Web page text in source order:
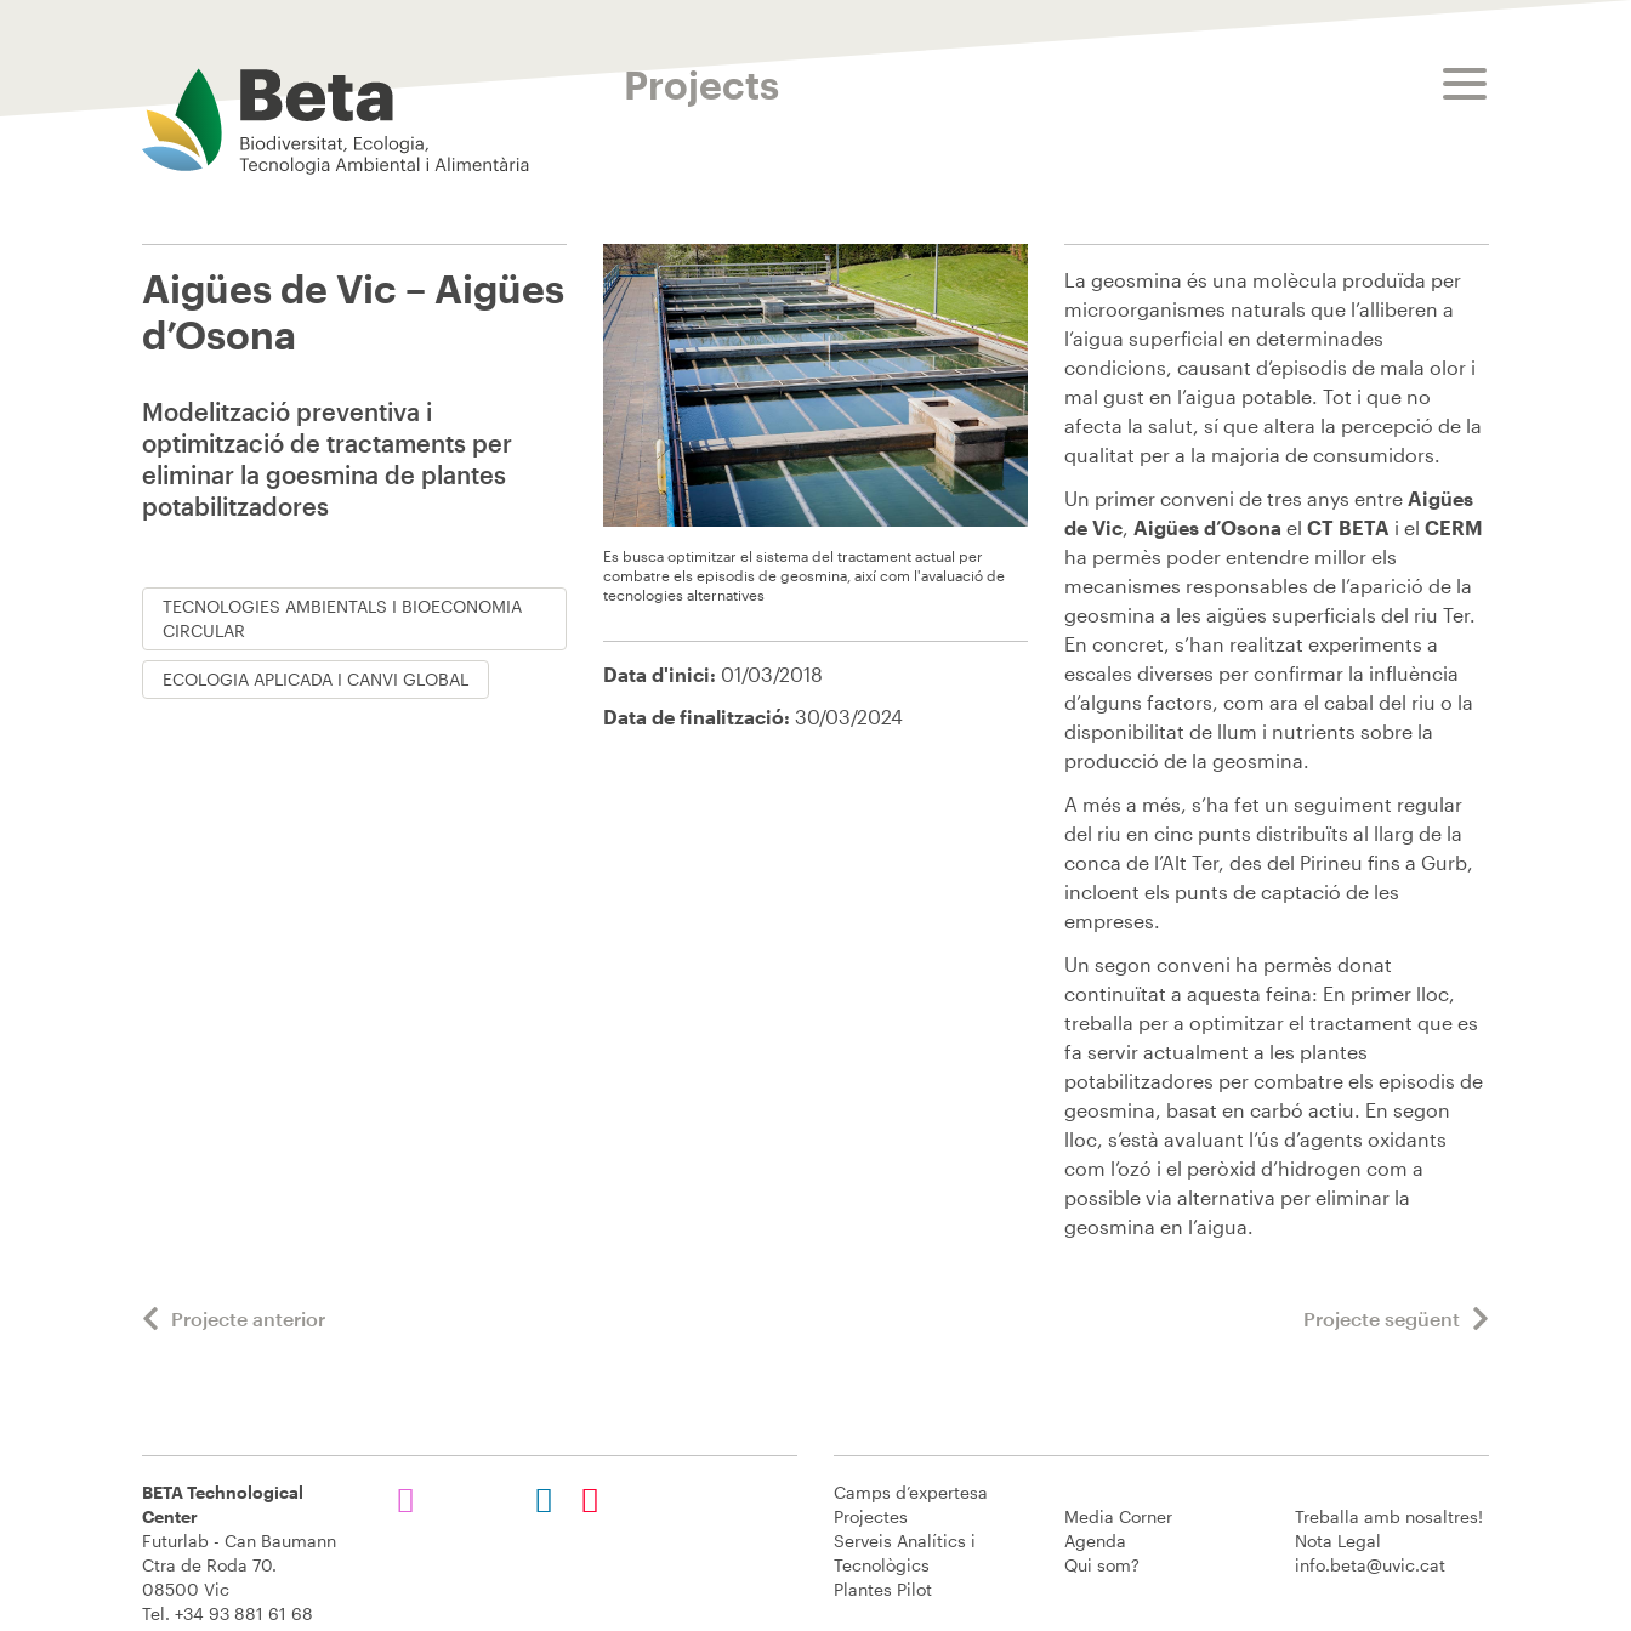
Beta Tech Center toggle menu
Projects
Aigües de Vic – Aigües
d’Osona
Modelització preventiva i
optimització de tractaments per
eliminar la goesmina de plantes
potabilitzadores
TECNOLOGIES AMBIENTALS I BIOECONOMIA
CIRCULAR
ECOLOGIA APLICADA I CANVI GLOBAL
Es busca optimitzar el sistema del tractament actual per
combatre els episodis de geosmina, així com l'avaluació de
tecnologies alternatives
Data d'inici: 01/03/2018
Data de finalització: 30/03/2024
La geosmina és una molècula produïda per
microorganismes naturals que l’alliberen a
l’aigua superficial en determinades
condicions, causant d’episodis de mala olor i
mal gust en l’aigua potable. Tot i que no
afecta la salut, sí que altera la percepció de la
qualitat per a la majoria de consumidors.
Un primer conveni de tres anys entre Aigües
de Vic, Aigües d’Osona el CT BETA i el CERM
ha permès poder entendre millor els
mecanismes responsables de l’aparició de la
geosmina a les aigües superficials del riu Ter.
En concret, s’han realitzat experiments a
escales diverses per confirmar la influència
d’alguns factors, com ara el cabal del riu o la
disponibilitat de llum i nutrients sobre la
producció de la geosmina.
A més a més, s’ha fet un seguiment regular
del riu en cinc punts distribuïts al llarg de la
conca de l’Alt Ter, des del Pirineu fins a Gurb,
incloent els punts de captació de les
empreses.
Un segon conveni ha permès donat
continuïtat a aquesta feina: En primer lloc,
treballa per a optimitzar el tractament que es
fa servir actualment a les plantes
potabilitzadores per combatre els episodis de
geosmina, basat en carbó actiu. En segon
lloc, s’està avaluant l’ús d’agents oxidants
com l’ozó i el peròxid d’hidrogen com a
possible via alternativa per eliminar la
geosmina en l’aigua.
Projecte anterior Projecte següent
BETA Technological
Center
Futurlab - Can Baumann
Ctra de Roda 70.
08500 Vic
Tel. +34 93 881 61 68
Camps d’expertesa
Projectes
Serveis Analítics i
Tecnològics
Plantes Pilot
Media Corner
Agenda
Qui som?
Treballa amb nosaltres!
Nota Legal
info.beta@uvic.cat